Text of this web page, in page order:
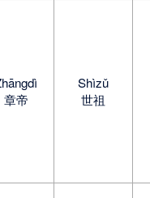
章帝
Shìzǔ
世祖